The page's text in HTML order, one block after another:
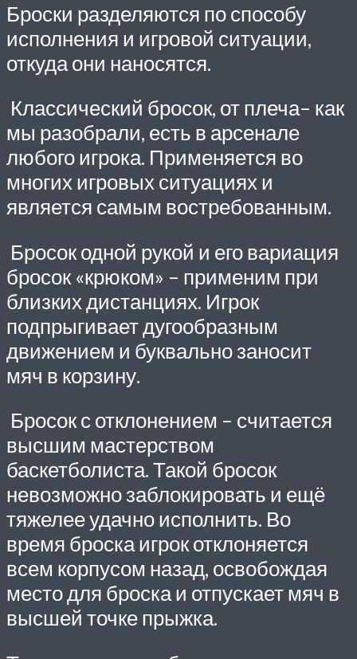
Броски разделяются по способу
исполнения и игровой ситуации,
откуда они наносятся.
Классический бросок, от плеча– как
мы разобрали, есть в арсенале
любого игрока. Применяется во
многих игровых ситуациях и
является самым востребованным.
Бросок одной рукой и его вариация
бросок «крюком» – применим при
близких дистанциях. Игрок
подпрыгивает дугообразным
движением и буквально заносит
мяч в корзину.
Бросок с отклонением – считается
высшим мастерством
баскетболиста. Такой бросок
невозможно заблокировать и ещё
тяжелее удачно исполнить. Во
время броска игрок отклоняется
всем корпусом назад, освобождая
место для броска и отпускает мяч в
высшей точке прыжка.